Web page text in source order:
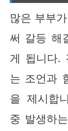
많은 부부
써 갈등 해
게 됩니다.
는 조언과
을 제시합
중 발생하